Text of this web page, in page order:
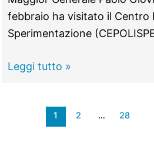
febbraio ha visitato il Centro
Sperimentazione
Montelibretti
Leggi tutto »
1 2 … 28